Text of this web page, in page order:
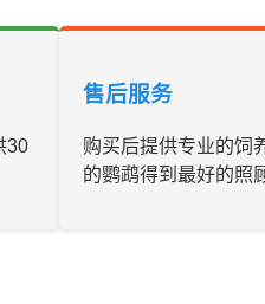
30
售后服务
购买后提供专业的饲
的鹦鹉得到最好的照